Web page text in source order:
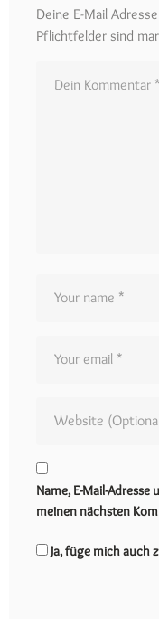
Deine E-Mail
Pflichtfelder sind
Name, E-Mail-
meinen nächsten
Ja, füge mich auch